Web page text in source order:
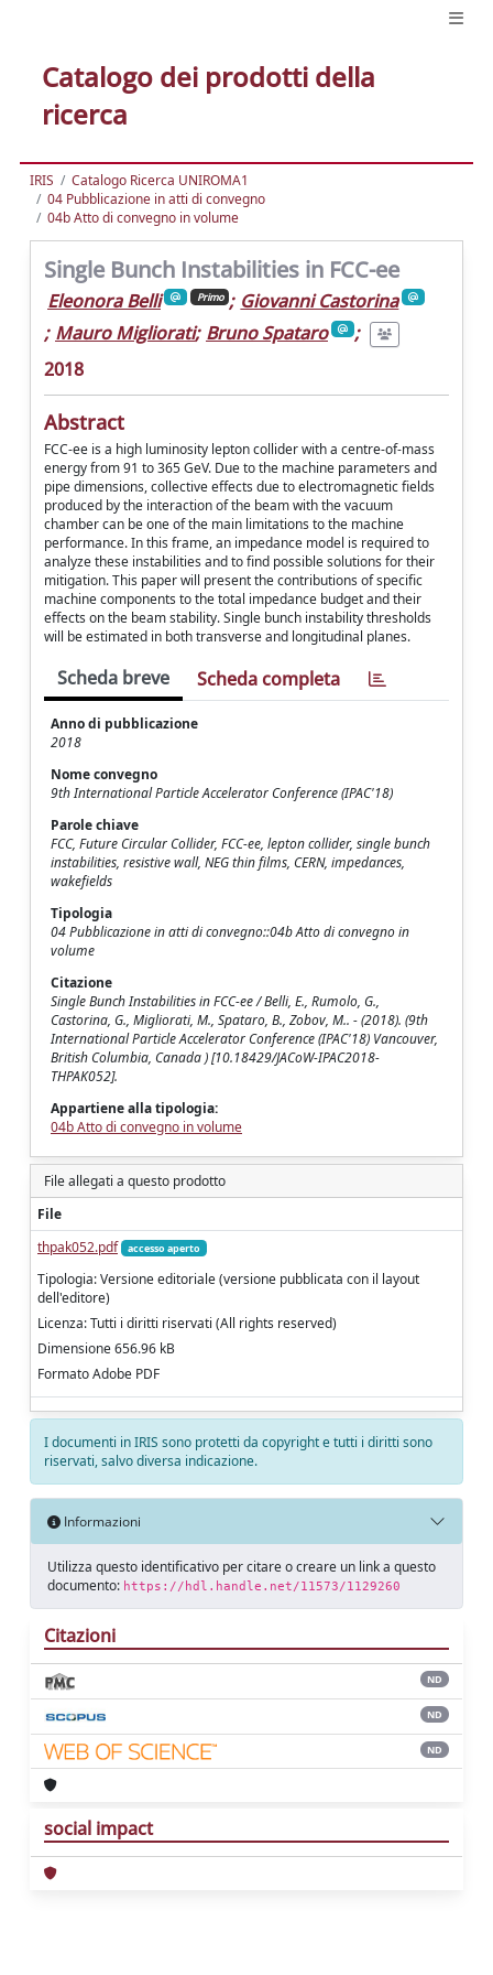
Catalogo dei prodotti della
ricerca
IRIS
Catalogo Ricerca UNIROMA1
04 Pubblicazione in atti di convegno
04b Atto di convegno in volume
Single Bunch Instabilities in FCC-ee
Eleonora Belli Primo ; Giovanni Castorina
; Mauro Migliorati; Bruno Spataro
;
2018
Abstract
FCC-ee is a high luminosity lepton collider with a centre-of-mass
energy from 91 to 365 GeV. Due to the machine parameters and
pipe dimensions, collective effects due to electromagnetic fields
produced by the interaction of the beam with the vacuum
chamber can be one of the main limitations to the machine
performance. In this frame, an impedance model is required to
analyze these instabilities and to find possible solutions for their
mitigation. This paper will present the contributions of specific
machine components to the total impedance budget and their
effects on the beam stability. Single bunch instability thresholds
will be estimated in both transverse and longitudinal planes.
Scheda breve Scheda completa
Anno di pubblicazione
2018
Nome convegno
9th International Particle Accelerator Conference (IPAC'18)
Parole chiave
FCC, Future Circular Collider, FCC-ee, lepton collider, single bunch
instabilities, resistive wall, NEG thin films, CERN, impedances,
wakefields
Tipologia
04 Pubblicazione in atti di convegno::04b Atto di convegno in
volume
Citazione
Single Bunch Instabilities in FCC-ee / Belli, E., Rumolo, G.,
Castorina, G., Migliorati, M., Spataro, B., Zobov, M.. - (2018). (9th
International Particle Accelerator Conference (IPAC'18) Vancouver,
British Columbia, Canada ) [10.18429/JACoW-IPAC2018-
THPAK052].
Appartiene alla tipologia:
04b Atto di convegno in volume
File allegati a questo prodotto
File
thpak052.pdf
accesso aperto
Tipologia: Versione editoriale (versione pubblicata con il layout
dell'editore)
Licenza: Tutti i diritti riservati (All rights reserved)
Dimensione 656.96 kB
Formato Adobe PDF
I documenti in IRIS sono protetti da copyright e tutti i diritti sono
riservati, salvo diversa indicazione.
Informazioni
Utilizza questo identificativo per citare o creare un link a questo
documento: https://hdl.handle.net/11573/1129260
Citazioni
ND
ND
ND
social impact